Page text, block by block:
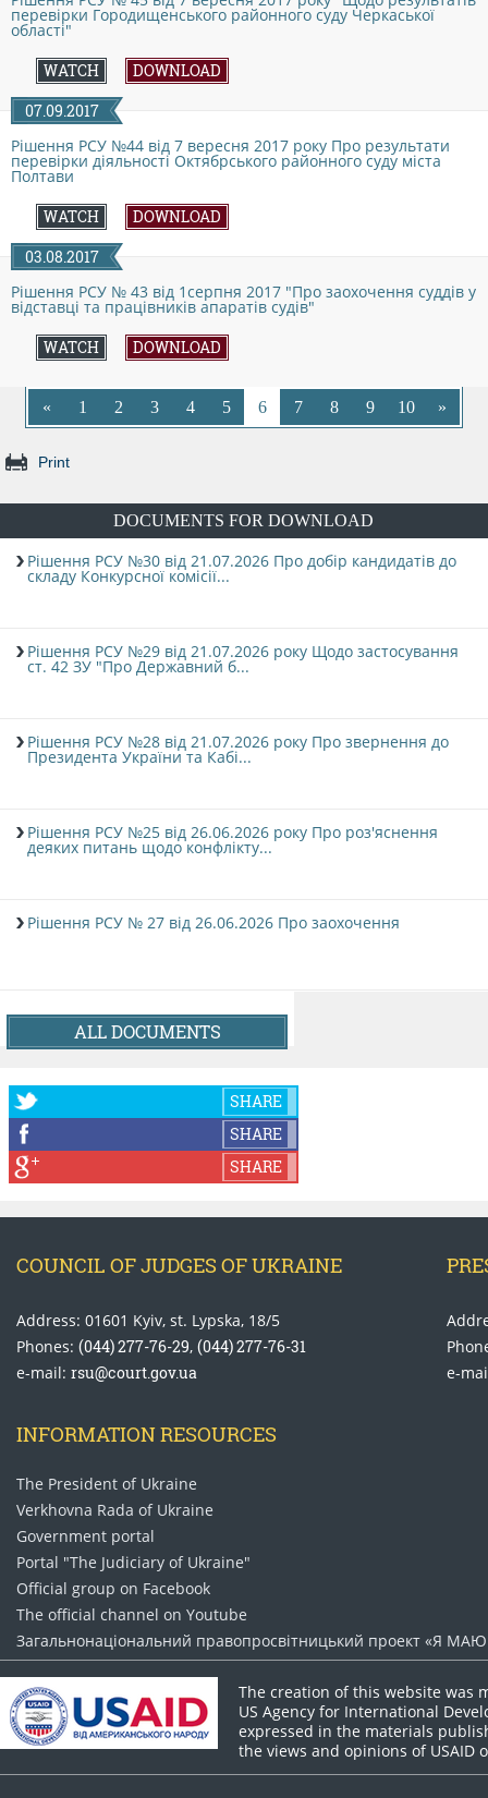
GALLERY
перевірки Городищенського районного суду Черкаської
області"
WATCH
DOWNLOAD
07.09.2017
Рішення РСУ №44 від 7 вересня 2017 року Про результати
перевірки діяльності Октябрського районного суду міста
Полтави
WATCH
DOWNLOAD
03.08.2017
Рішення РСУ № 43 від 1серпня 2017 "Про заохочення суддів у
відставці та працівників апаратів судів"
WATCH
DOWNLOAD
« 1 2 3 4 5 6 7 8 9 10 »
Print
DOCUMENTS FOR DOWNLOAD
Рішення РСУ №30 від 21.07.2026 Про добір кандидатів до
складу Конкурсної комісії...
Рішення РСУ №29 від 21.07.2026 року Щодо застосування
ст. 42 ЗУ "Про Державний б...
Рішення РСУ №28 від 21.07.2026 року Про звернення до
Президента України та Кабі...
Рішення РСУ №25 від 26.06.2026 року Про роз'яснення
деяких питань щодо конфлікту...
Рішення РСУ № 27 від 26.06.2026 Про заохочення
ALL DOCUMENTS
SHARE
SHARE
SHARE
COUNCIL OF JUDGES OF UKRAINE
Address: 01601 Kyiv, st. Lypska, 18/5
Phones: (044) 277-76-29, (044) 277-76-31
e-mail: rsu@court.gov.ua
e-
INFORMATION RESOURCES
The President of Ukraine
Verkhovna Rada of Ukraine
Government portal
Portal "The Judiciary of Ukraine"
Official group on Facebook
The official channel on Youtube
Загальнонаціональний право​просвітницький проект «Я
The creation of this website was
US Agency for International
expressed in the materials
the views and opinions of USAID